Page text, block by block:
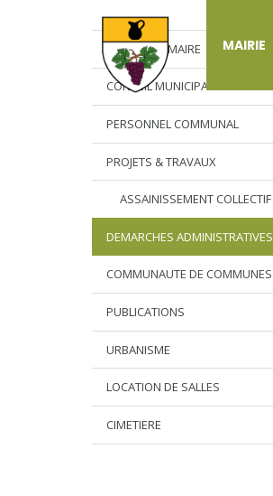
MAIRIE
L’EDITO DU MAIRE
CONSEIL MUNICIPAL
PERSONNEL COMMUNAL
PROJETS & TRAVAUX
ASSAINISSEMENT COLLECTIF
DEMARCHES ADMINISTRATIVES
COMMUNAUTE DE COMMUNES
PUBLICATIONS
URBANISME
LOCATION DE SALLES
CIMETIERE